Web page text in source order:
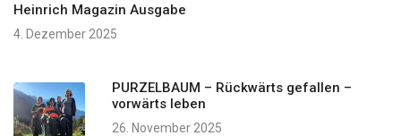
Heinrich Magazin Ausgabe
4. Dezember 2025
PURZELBAUM – Rückwärts gefallen –
vorwärts leben
26. November 2025